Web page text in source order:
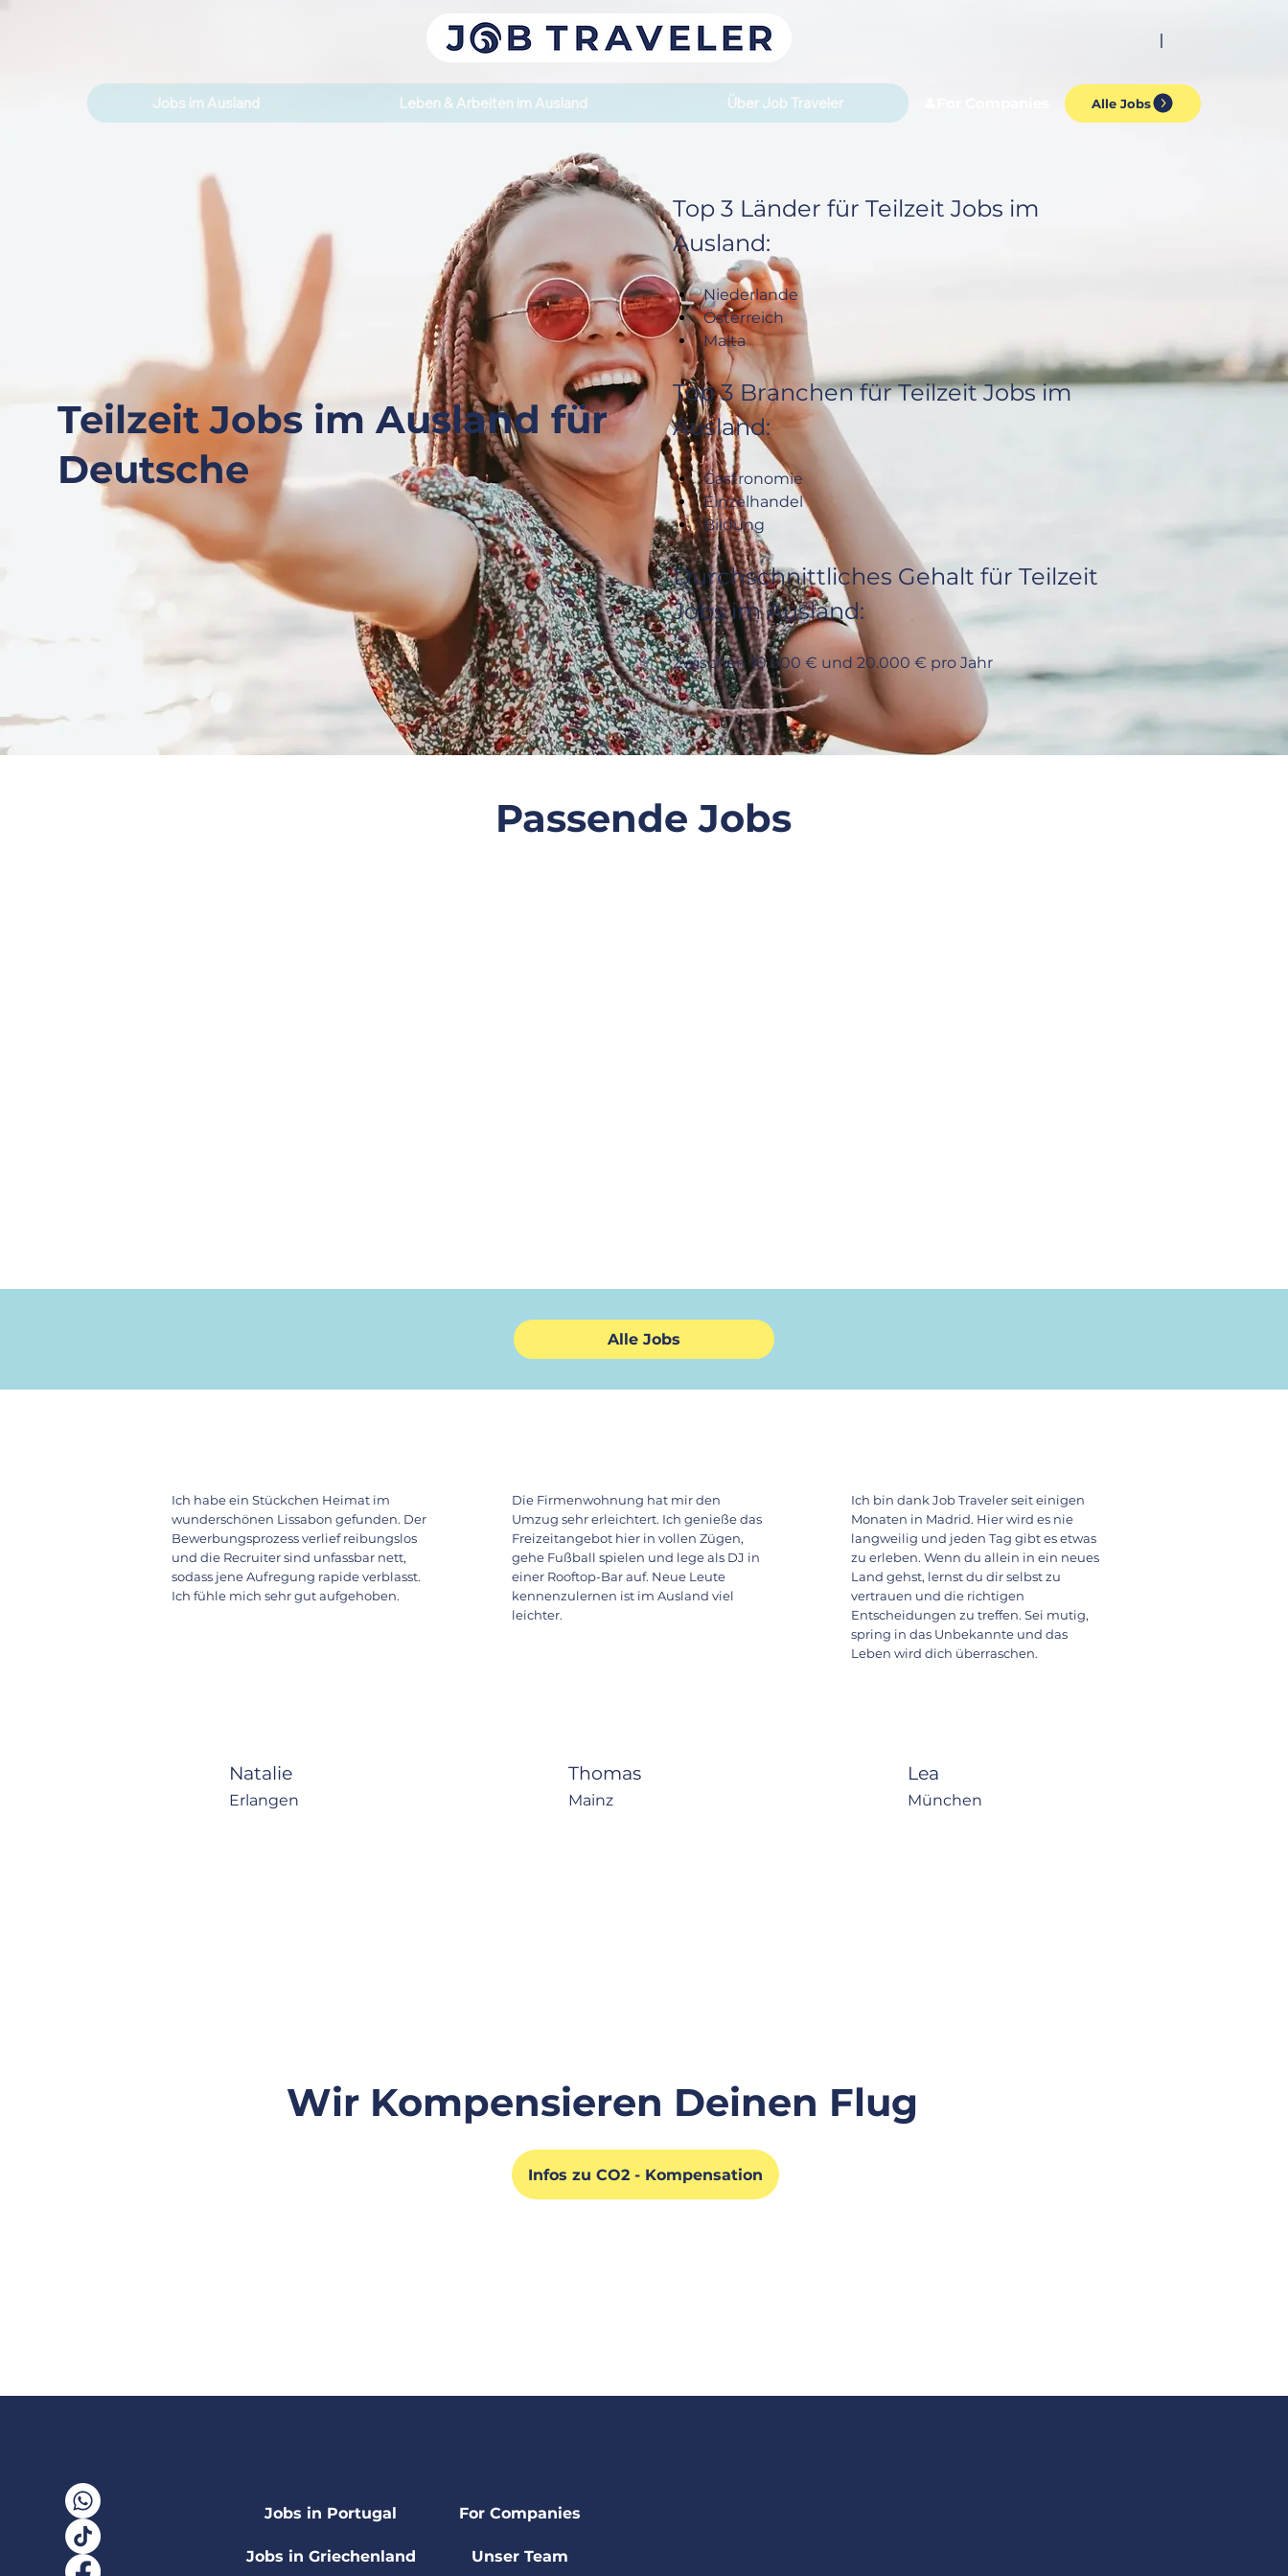
Jobs im Ausland Leben & Arbeiten im Ausland Über Job Traveler Alle Jobs
Alle Jobs
Ich habe ein Stückchen Heimat im
wunderschönen Lissabon gefunden. Der
Bewerbungsprozess verlief reibungslos
und die Recruiter sind unfassbar nett,
sodass jene Aufregung rapide verblasst.
Ich fühle mich sehr gut aufgehoben.
Natalie
Erlangen
Die Firmenwohnung hat mir den
Umzug sehr erleichtert. Ich genieße das
Freizeitangebot hier in vollen Zügen,
gehe Fußball spielen und lege als DJ in
einer Rooftop-Bar auf. Neue Leute
kennenzulernen ist im Ausland viel
leichter.
Thomas
Mainz
Ich bin dank Job Traveler seit einigen
Monaten in Madrid. Hier wird es nie
langweilig und jeden Tag gibt es etwas
zu erleben. Wenn du allein in ein neues
Land gehst, lernst du dir selbst zu
vertrauen und die richtigen
Entscheidungen zu treffen. Sei mutig,
spring in das Unbekannte und das
Leben wird dich überraschen.
Lea
München
Wir Kompensieren Deinen Flug
Infos zu CO2 - Kompensation
Teilzeit Jobs im Ausland für
Deutsche
Top 3 Länder für Teilzeit Jobs im
Ausland:
Niederlande
Österreich
Malta
Top 3 Branchen für Teilzeit Jobs im
Ausland:
Gastronomie
Einzelhandel
Bildung
Durchschnittliches Gehalt für Teilzeit
Jobs im Ausland:
Zwischen 10.000 € und 20.000 € pro Jahr
Passende Jobs
For Companies
Unser Team
Jobs in Portugal
Jobs in Griechenland